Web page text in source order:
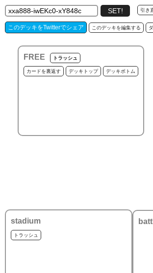
引き
このデッキをTwitterでシェア このデッキを編集する
FREE トラッシュ
カードを裏返す デッキトップ デッキボトム
stadium
トラッシュ